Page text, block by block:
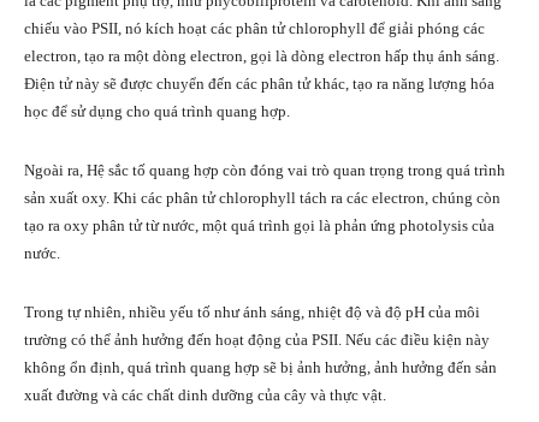
chiếu vào PSII, nó kích hoạt các phân tử chlorophyll để giải phóng các
electron, tạo ra một dòng electron, gọi là dòng electron hấp thụ ánh sáng.
Điện tử này sẽ được chuyển đến các phân tử khác, tạo ra năng lượng hóa
học để sử dụng cho quá trình quang hợp.
Ngoài ra, Hệ sắc tố quang hợp còn đóng vai trò quan trọng trong quá trình
sản xuất oxy. Khi các phân tử chlorophyll tách ra các electron, chúng còn
tạo ra oxy phân tử từ nước, một quá trình gọi là phản ứng photolysis của
nước.
Trong tự nhiên, nhiều yếu tố như ánh sáng, nhiệt độ và độ pH của môi
trường có thể ảnh hưởng đến hoạt động của PSII. Nếu các điều kiện này
không ổn định, quá trình quang hợp sẽ bị ảnh hưởng, ảnh hưởng đến sản
xuất đường và các chất dinh dưỡng của cây và thực vật.